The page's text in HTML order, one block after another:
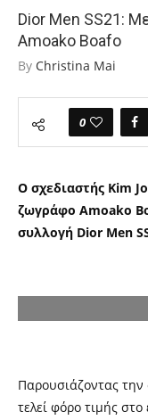
Dior Men SS21:
Amoako Boafo
By Christina Mai
0
Ο σχεδιαστής Kim
ζωγράφο Amoako
συλλογή Dior Men
Παρουσιάζοντας
τελεί φόρο τιμής